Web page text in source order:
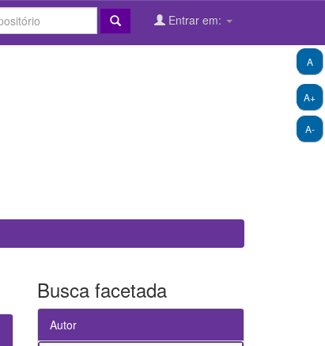
Entrar em:
A+
A-
A
Busca facetada
Autor